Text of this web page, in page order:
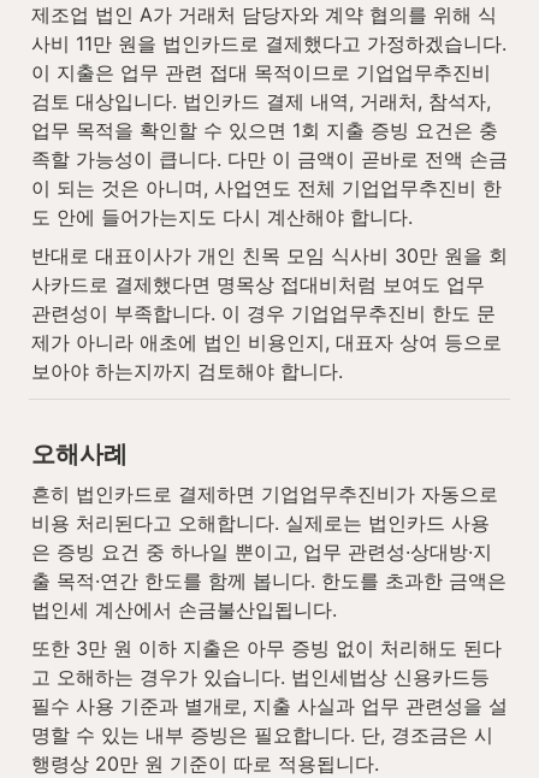
제조업 법인 A가 거래처 담당자와 계약 협의를 위해 식
사비 11만 원을 법인카드로 결제했다고 가정하겠습니다.
이 지출은 업무 관련 접대 목적이므로 기업업무추진비
검토 대상입니다. 법인카드 결제 내역, 거래처, 참석자,
업무 목적을 확인할 수 있으면 1회 지출 증빙 요건은 충
족할 가능성이 큽니다. 다만 이 금액이 곧바로 전액 손금
이 되는 것은 아니며, 사업연도 전체 기업업무추진비 한
도 안에 들어가는지도 다시 계산해야 합니다.
반대로 대표이사가 개인 친목 모임 식사비 30만 원을 회
사카드로 결제했다면 명목상 접대비처럼 보여도 업무
관련성이 부족합니다. 이 경우 기업업무추진비 한도 문
제가 아니라 애초에 법인 비용인지, 대표자 상여 등으로
보아야 하는지까지 검토해야 합니다.
오해사례
흔히 법인카드로 결제하면 기업업무추진비가 자동으로
비용 처리된다고 오해합니다. 실제로는 법인카드 사용
은 증빙 요건 중 하나일 뿐이고, 업무 관련성·상대방·지
출 목적·연간 한도를 함께 봅니다. 한도를 초과한 금액은
법인세 계산에서 손금불산입됩니다.
또한 3만 원 이하 지출은 아무 증빙 없이 처리해도 된다
고 오해하는 경우가 있습니다. 법인세법상 신용카드등
필수 사용 기준과 별개로, 지출 사실과 업무 관련성을 설
명할 수 있는 내부 증빙은 필요합니다. 단, 경조금은 시
행령상 20만 원 기준이 따로 적용됩니다.